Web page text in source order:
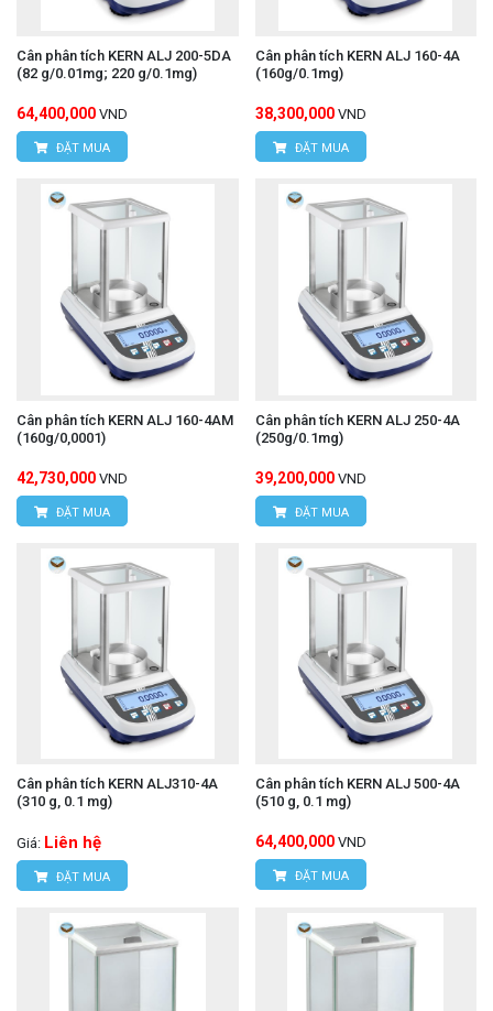
Cân phân tích KERN ALJ 200-5DA
(82 g/0.01mg; 220 g/0.1mg)
64,400,000 VND
ĐẶT MUA
Cân phân tích KERN ALJ 160-4A
(160g/0.1mg)
38,300,000 VND
ĐẶT MUA
Cân phân tích KERN ALJ 160-4AM
(160g/0,0001)
42,730,000 VND
ĐẶT MUA
Cân phân tích KERN ALJ 250-4A
(250g/0.1mg)
39,200,000 VND
ĐẶT MUA
Cân phân tích KERN ALJ310-4A
(310 g, 0.1 mg)
Giá: Liên hệ
ĐẶT MUA
Cân phân tích KERN ALJ 500-4A
(510 g, 0.1 mg)
64,400,000 VND
ĐẶT MUA